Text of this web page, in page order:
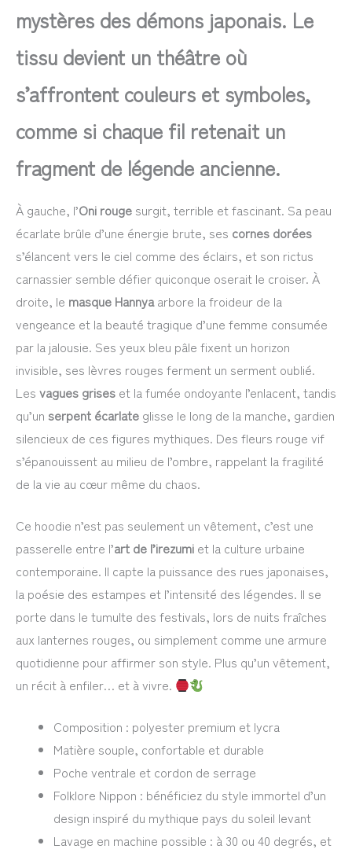
mystères des démons japonais. Le
tissu devient un théâtre où
s’affrontent couleurs et symboles,
comme si chaque fil retenait un
fragment de légende ancienne.
À gauche, l’Oni rouge surgit, terrible et fascinant. Sa peau
écarlate brûle d’une énergie brute, ses cornes dorées
s’élancent vers le ciel comme des éclairs, et son rictus
carnassier semble défier quiconque oserait le croiser. À
droite, le masque Hannyaarbore la froideur de la
vengeance et la beauté tragique d’une femme consumée
par la jalousie. Ses yeux bleu pâle fixent un horizon
invisible, ses lèvres rouges ferment un serment oublié.
Les vagues grises et la fumée ondoyante l’enlacent, tandis
qu’un serpent écarlate glisse le long de la manche, gardien
silencieux de ces figures mythiques. Des fleurs rouge vif
s’épanouissent au milieu de l’ombre, rappelant la fragilité
de la vie au cœur même du chaos.
Ce hoodie n’est pas seulement un vêtement, c’est une
passerelle entre l’art de l’irezumi et la culture urbaine
contemporaine. Il capte la puissance des rues japonaises,
la poésie des estampes et l’intensité des légendes. Il se
porte dans le tumulte des festivals, lors de nuits fraîches
aux lanternes rouges, ou simplement comme une armure
quotidienne pour affirmer son style. Plus qu’un vêtement,
un récit à enfiler… et à vivre.
Composition : polyester premium et lycra
Matière souple, confortable et durable
Poche ventrale et cordon de serrage
Folklore Nippon : bénéficiez du style immortel d’un
design inspiré du mythique pays du soleil levant
Lavage en machine possible : à 30 ou 40 degrés, et